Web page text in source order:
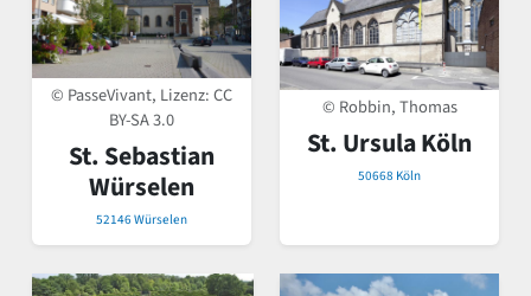
© PasseVivant, Lizenz:CC
BY-SA 3.0
St. Sebastian
Würselen
52146 Würselen
© Robbin, Thomas
St. Ursula Köln
50668 Köln